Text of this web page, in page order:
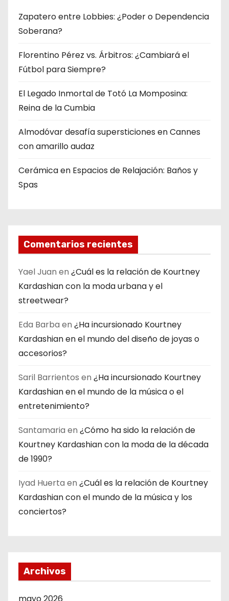
Zapatero entre Lobbies: ¿Poder o Dependencia
Soberana?
Florentino Pérez vs. Árbitros: ¿Cambiará el
Fútbol para Siempre?
El Legado Inmortal de Totó La Momposina:
Reina de la Cumbia
Almodóvar desafía supersticiones en Cannes
con amarillo audaz
Cerámica en Espacios de Relajación: Baños y
Spas
Comentarios recientes
Yael Juan en ¿Cuál es la relación de Kourtney
Kardashian con la moda urbana y el
streetwear?
Eda Barba en ¿Ha incursionado Kourtney
Kardashian en el mundo del diseño de joyas o
accesorios?
Saril Barrientos en ¿Ha incursionado Kourtney
Kardashian en el mundo de la música o el
entretenimiento?
Santamaria en ¿Cómo ha sido la relación de
Kourtney Kardashian con la moda de la década
de 1990?
Iyad Huerta en ¿Cuál es la relación de Kourtney
Kardashian con el mundo de la música y los
conciertos?
Archivos
mayo 2026